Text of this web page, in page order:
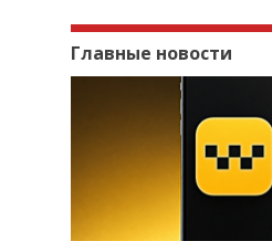
Главные новости